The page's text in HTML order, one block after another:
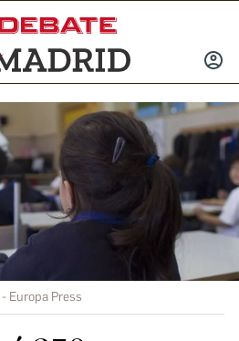
INICIAR
Europa Press